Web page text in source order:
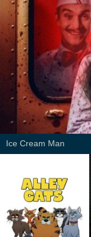
Ice Cream Man